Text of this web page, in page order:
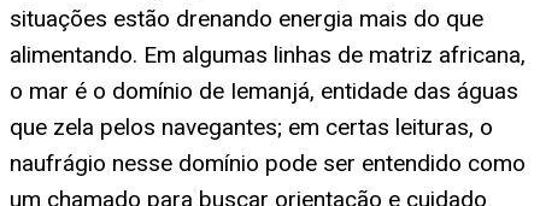
situações estão drenando energia mais do que
alimentando. Em algumas linhas de matriz africana,
o mar é o domínio de Iemanjá, entidade das águas
que zela pelos navegantes; em certas leituras, o
naufrágio nesse domínio pode ser entendido como
um chamado para buscar orientação e cuidado